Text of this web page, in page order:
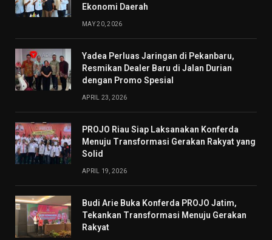
Ekonomi Daerah
MAY 20, 2026
Yadea Perluas Jaringan di Pekanbaru,
Resmikan Dealer Baru di Jalan Durian
dengan Promo Spesial
APRIL 23, 2026
PROJO Riau Siap Laksanakan Konferda
Menuju Transformasi Gerakan Rakyat yang
Solid
APRIL 19, 2026
Budi Arie Buka Konferda PROJO Jatim,
Tekankan Transformasi Menuju Gerakan
Rakyat